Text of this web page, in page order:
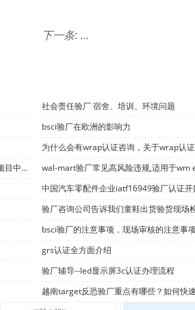
下一条: 亚马逊验厂于2019年6
社会责任验厂 宿舍、培训、环境问题
bsci验厂在欧洲的影响力
为什么会有wrap认证咨询，关于wrap认
因没有iso三体系（iso9001/iso14001/iso45001）验厂认证证书而错失项目中标何其多
wal-mart验厂常见高风险违规,适用于wm
中国汽车零配件企业iatf16949验厂认证开
验厂咨询公司告诉我们童鞋出货验货现场
bsci验厂的注意事项，现场审核的注意事
​grs认证全方面介绍
验厂辅导--led显示屏3c认证办理流程
越南target反恐验厂重点有哪些？如何快